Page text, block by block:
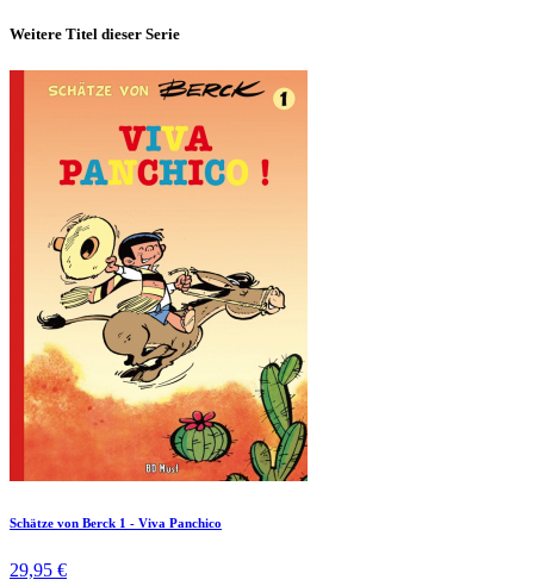
Weitere Titel dieser Serie
Schätze von Berck 1 - Viva Panchico
29,95 €